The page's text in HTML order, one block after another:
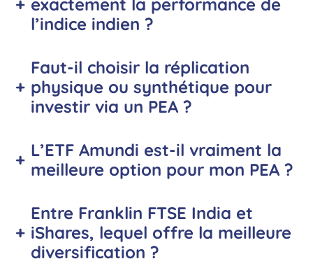
+ exactement la performance de
l’indice indien ?
+
Faut-il choisir la réplication
physique ou synthétique pour
investir via un PEA ?
+ L’ETF Amundi est-il vraiment la
meilleure option pour mon PEA ?
+
Entre Franklin FTSE India et
iShares, lequel offre la meilleure
diversification ?